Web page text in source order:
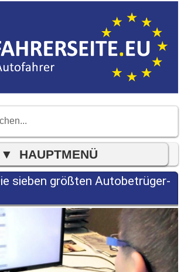
sieben größten Autobetrüger-